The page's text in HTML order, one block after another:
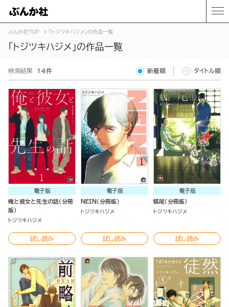
ぶんか社TOP 「トジツキハジメ」の作品一覧
「トジツキハジメ」の作品一覧
検索結果 14件 新着順 タイトル順
電子版
俺と彼女と先生の話（分冊
版）
トジツキハジメ
試し読み
電子版
NEIN（分冊版）
トジツキハジメ
試し読み
電子版
蝶尾（分冊版）
トジツキハジメ
試し読み